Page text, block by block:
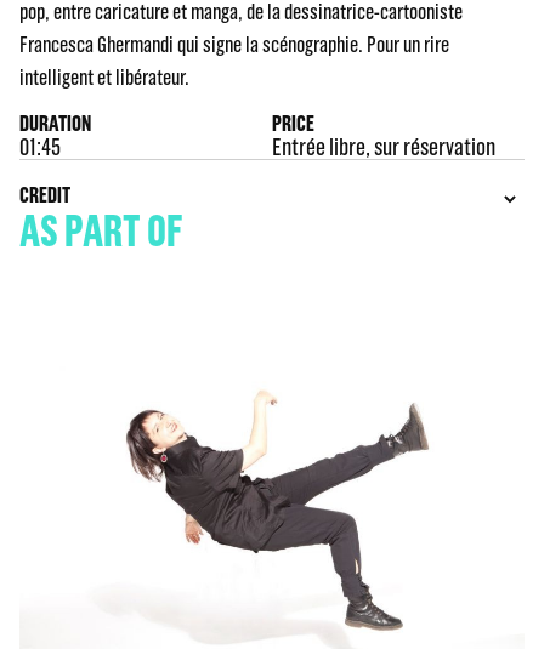
pop, entre caricature et manga, de la dessinatrice-cartooniste
Francesca Ghermandi qui signe la scénographie. Pour un rire
intelligent et libérateur.
DURATION
01:45
PRICE
Entrée libre, sur réservation
CREDIT
AS PART OF